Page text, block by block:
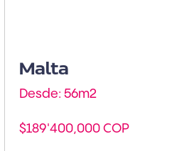
Malta
Desde: 56m2
$189'400,000 COP